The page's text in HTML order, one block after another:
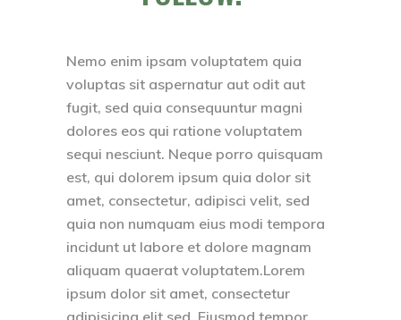
Nemo enim ipsam voluptatem quia
voluptas sit aspernatur aut odit aut
fugit, sed quia consequuntur magni
dolores eos qui ratione voluptatem
sequi nesciunt. Neque porro quisquam
est, qui dolorem ipsum quia dolor sit
amet, consectetur, adipisci velit, sed
quia non numquam eius modi tempora
incidunt ut labore et dolore magnam
aliquam quaerat voluptatem.Lorem
ipsum dolor sit amet, consectetur
adipisicing elit sed. Eiusmod tempor.